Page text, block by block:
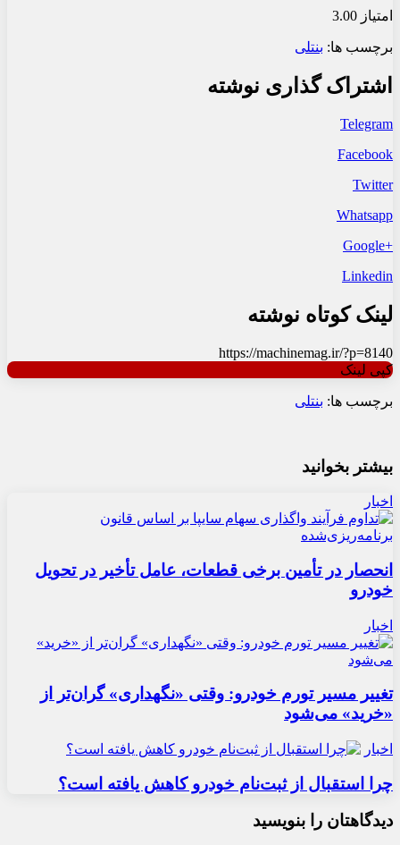
امتیاز 3.00
برچسب ها: بنتلی
اشتراک گذاری نوشته
Telegram
Facebook
Twitter
Whatsapp
+Google
Linkedin
لینک کوتاه نوشته
https://machinemag.ir/?p=8140
کپی لینک
برچسب ها: بنتلی
بیشتر بخوانید
اخبار
انحصار در تأمین برخی قطعات، عامل تأخیر در تحویل
خودرو
اخبار
تغییر مسیر تورم خودرو: وقتی «نگهداری» گران‌تر از
«خرید» می‌شود
اخبار
چرا استقبال از ثبت‌نام خودرو کاهش یافته است؟
دیدگاهتان را بنویسید